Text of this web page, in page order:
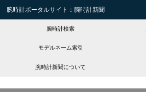
腕時計ポータルサイト：腕時計新聞
腕時計検索
モデルネーム索引
腕時計新聞について